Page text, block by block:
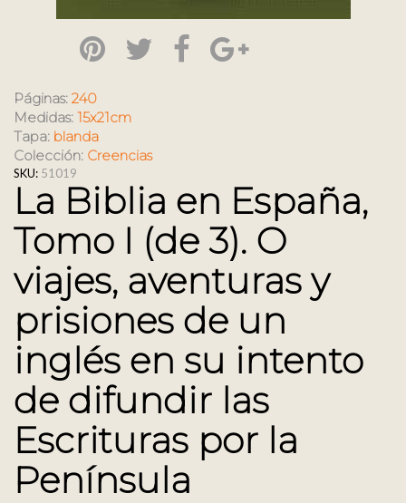
Páginas: 240
Medidas: 15x21cm
Tapa: blanda
Colección: Creencias
SKU: 51019
La Biblia en España,
Tomo I (de 3). O
viajes, aventuras y
prisiones de un
inglés en su intento
de difundir las
Escrituras por la
Península